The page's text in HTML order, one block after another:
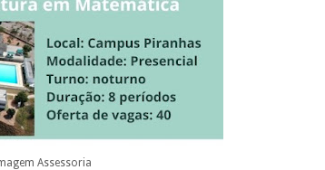
Assessoria